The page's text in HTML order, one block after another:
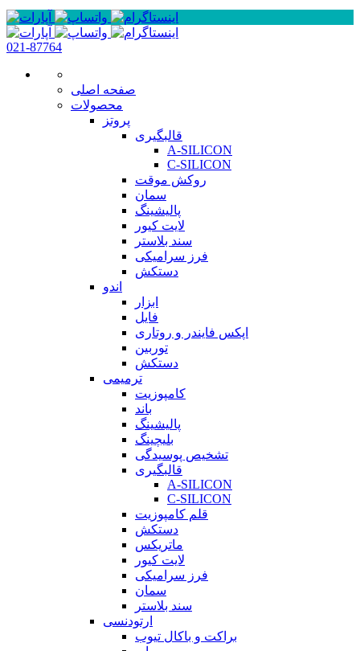
021-87764
صفحه اصلی
محصولات
پروتز
قالبگیری
A-SILICON
C-SILICON
روکش موقت
سمان
پالیشینگ
لایت کیور
سند بلاستر
فرز سرامیکی
دستکش
اندو
ابزار
فایل
اپکس فایندر و روتاری
توربین
دستکش
ترمیمی
کامپوزیت
باند
پالیشینگ
بلیچینگ
تشخیص پوسیدگی
قالبگیری
A-SILICON
C-SILICON
قلم کامپوزیت
دستکش
ماتریکس
لایت کیور
فرز سرامیکی
سمان
سند بلاستر
ارتودنسی
براکت و باکال تیوب